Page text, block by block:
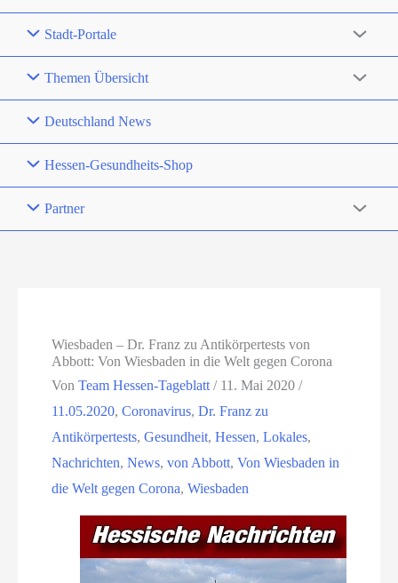
Stadt-Portale
Themen Übersicht
Deutschland News
Hessen-Gesundheits-Shop
Partner
Wiesbaden – Dr. Franz zu Antikörpertests von
Abbott: Von Wiesbaden in die Welt gegen Corona
VonTeam Hessen-Tageblatt/ 11. Mai 2020/
11.05.2020,Coronavirus,Dr. Franz zu
Antikörpertests,Gesundheit,Hessen,Lokales,
Nachrichten,News,von Abbott,Von Wiesbaden in
die Welt gegen Corona,Wiesbaden